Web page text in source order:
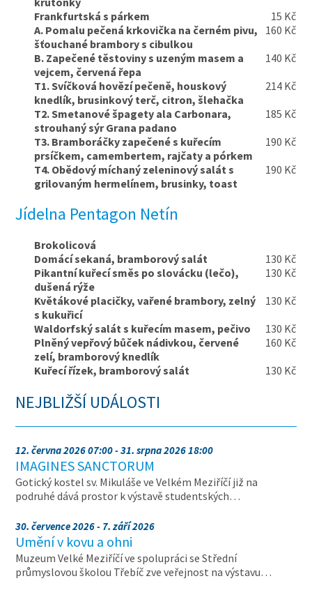
Frankfurtská s párkem
15 Kč
A. Pomalu pečená krkovička na černém pivu,
šťouchané brambory s cibulkou
160 Kč
B. Zapečené těstoviny s uzeným masem a
vejcem, červená řepa
140 Kč
T1. Svíčková hovězí pečeně, houskový
knedlík, brusinkový terč, citron, šlehačka
214 Kč
T2. Smetanové špagety ala Carbonara,
strouhaný sýr Grana padano
185 Kč
T3. Bramboráčky zapečené s kuřecím
prsíčkem, camembertem, rajčaty a pórkem
190 Kč
T4. Obědový míchaný zeleninový salát s
grilovaným hermelínem, brusinky, toast
190 Kč
Jídelna Pentagon Netín
Brokolicová
Domácí sekaná, bramborový salát
130 Kč
Pikantní kuřecí směs po slovácku (lečo),
dušená rýže
130 Kč
Květákové placičky, vařené brambory, zelný
s kukuřicí
130 Kč
Waldorfský salát s kuřecím masem, pečivo
130 Kč
Plněný vepřový bůček nádivkou, červené
zelí, bramborový knedlík
160 Kč
Kuřecí řízek, bramborový salát
130 Kč
NEJBLIŽŠÍ UDÁLOSTI
12. června 2026 07:00 - 31. srpna 2026 18:00
IMAGINES SANCTORUM
Gotický kostel sv. Mikuláše ve Velkém Meziříčí již na
podruhé dává prostor k výstavě studentských…
30. července 2026 - 7. září 2026
Umění v kovu a ohni
Muzeum Velké Meziříčí ve spolupráci se Střední
průmyslovou školou Třebíč zve veřejnost na výstavu…